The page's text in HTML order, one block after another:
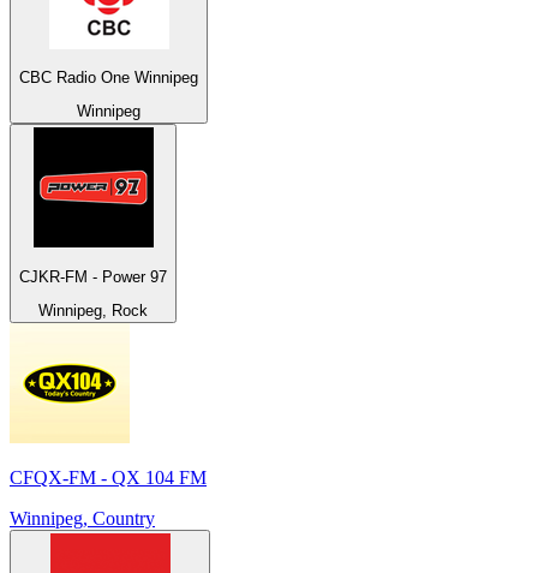
CBC Radio One Winnipeg
Winnipeg
CJKR-FM - Power 97
Winnipeg, Rock
CFQX-FM - QX 104 FM
Winnipeg, Country